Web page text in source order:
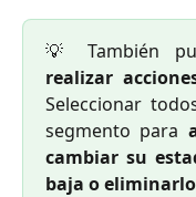
💡 También
realizar
Seleccionar
segmento para
cambiar su
baja o